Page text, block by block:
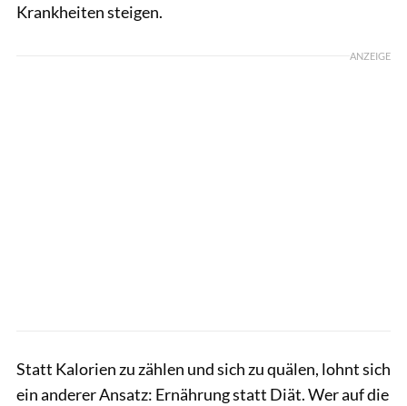
Krankheiten steigen.
ANZEIGE
Statt Kalorien zu zählen und sich zu quälen, lohnt sich
ein anderer Ansatz: Ernährung statt Diät. Wer auf die